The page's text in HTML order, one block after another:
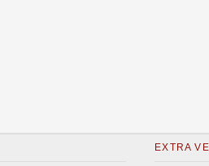
EXTRA